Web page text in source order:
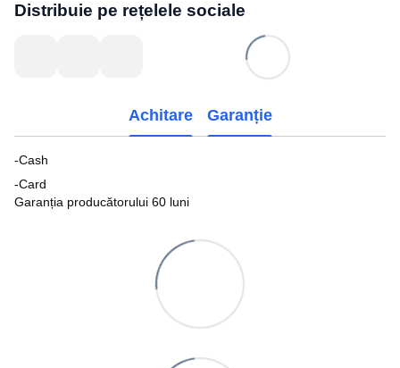
Distribuie pe rețelele sociale
Achitare Garanție
-Cash
-Card
Garanția producătorului 60 luni